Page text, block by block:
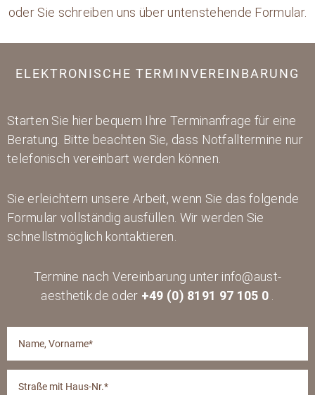
oder Sie schreiben uns über untenstehende Formular.
ELEKTRONISCHE TERMINVEREINBARUNG
Starten Sie hier bequem Ihre Terminanfrage für eine
Beratung. Bitte beachten Sie, dass Notfalltermine nur
telefonisch vereinbart werden können.
Sie erleichtern unsere Arbeit, wenn Sie das folgende
Formular vollständig ausfüllen. Wir werden Sie
schnellstmöglich kontaktieren.
Termine nach Vereinbarung unter info@aust-
aesthetik.de oder +49 (0) 8191 97 105 0